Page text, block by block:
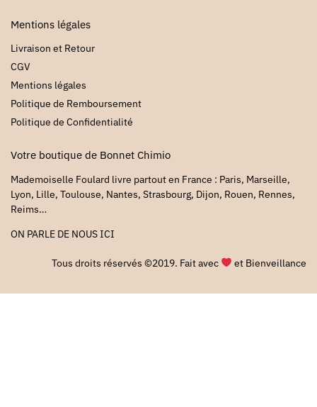
Mentions légales
Livraison et Retour
CGV
Mentions légales
Politique de Remboursement
Politique de Confidentialité
Votre boutique de Bonnet Chimio
Mademoiselle Foulard livre partout en France : Paris, Marseille,
Lyon, Lille, Toulouse, Nantes, Strasbourg, Dijon, Rouen, Rennes,
Reims…
ON PARLE DE NOUSICI
Tous droits réservés ©2019. Fait avec et Bienveillance